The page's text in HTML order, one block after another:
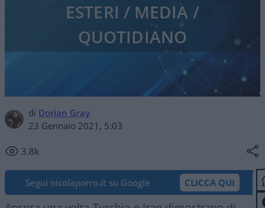
di Dorian Gray
23 Gennaio 2021, 5:03
3.8k
ESTERI / MEDIA /
QUOTIDIANO
Segui nicolaporro.it su Google CLICCA QUI